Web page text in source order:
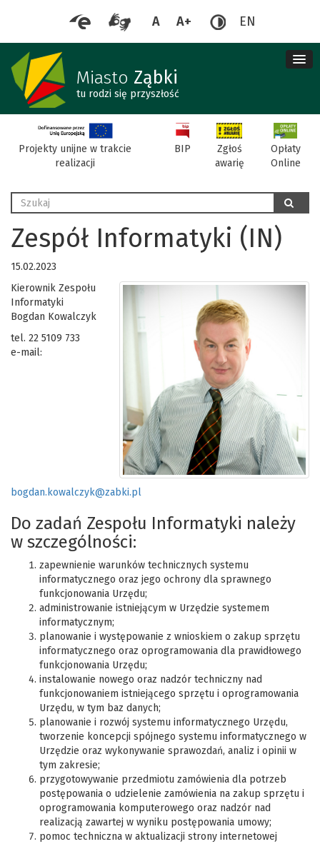
A A+ EN
Miasto Ząbki
tu rodzi się przyszłość
Projekty unijne w trakcie
realizacji
BIP
Zgłoś
awarię
Opłaty
Online
Wyszukaj szukaj
Zespół Informatyki (IN)
15.02.2023
Kierownik Zespołu
Informatyki
Bogdan Kowalczyk
tel. 22 5109 733
e-mail:
bogdan.kowalczyk@zabki.pl
Do zadań Zespołu Informatyki należy
w szczególności:
zapewnienie warunków technicznych systemu
informatycznego oraz jego ochrony dla sprawnego
funkcjonowania Urzędu;
administrowanie istniejącym w Urzędzie systemem
informatycznym;
planowanie i występowanie z wnioskiem o zakup sprzętu
informatycznego oraz oprogramowania dla prawidłowego
funkcjonowania Urzędu;
instalowanie nowego oraz nadzór techniczny nad
funkcjonowaniem istniejącego sprzętu i oprogramowania
Urzędu, w tym baz danych;
planowanie i rozwój systemu informatycznego Urzędu,
tworzenie koncepcji spójnego systemu informatycznego w
Urzędzie oraz wykonywanie sprawozdań, analiz i opinii w
tym zakresie;
przygotowywanie przedmiotu zamówienia dla potrzeb
postępowania o udzielenie zamówienia na zakup sprzętu i
oprogramowania komputerowego oraz nadzór nad
realizacją zawartej w wyniku postępowania umowy;
pomoc techniczna w aktualizacji strony internetowej